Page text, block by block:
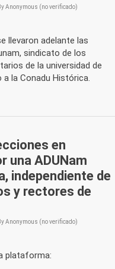
Anonymous (no verificado)
llevaron adelante las
sindicato de los
de la universidad de
a la Conadu Histórica.
en
una ADUNam
independiente de
y rectores de
Anonymous (no verificado)
plataforma: